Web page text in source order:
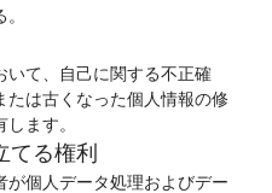
て、自己に関する不正確
たは古くなった個人情報の修
ます。
てる権利
個人データ処理およびデー